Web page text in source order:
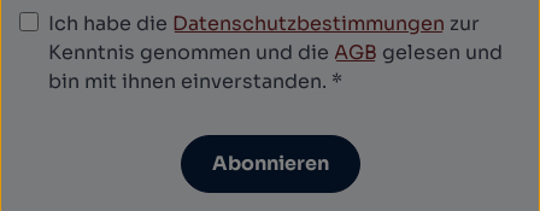
Ich habe die Datenschutzbestimmungen zur
Kenntnis genommen und die AGB gelesen und
bin mit ihnen einverstanden. *
Abonnieren